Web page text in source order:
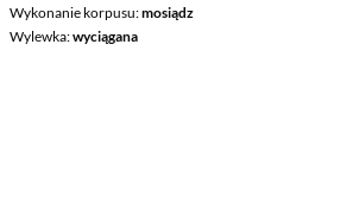
Wykonanie korpusu mosiądz
Wylewka wyciągana